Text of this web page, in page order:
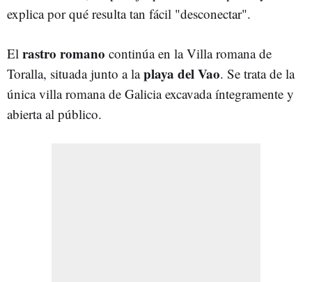
explica por qué resulta tan fácil "desconectar".
El rastro romano continúa en la Villa romana de
Toralla, situada junto a laplaya del Vao. Se trata de la
única villa romana de Galicia excavada íntegramente y
abierta al público.